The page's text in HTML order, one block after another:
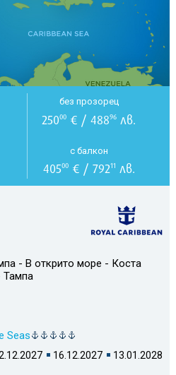
- В открито море - Коста
Тампа
Seas
16.12.2027
13.01.2028
без прозорец
25000 € / 48896 лв.
с балкон
40500€ / 79211 лв.